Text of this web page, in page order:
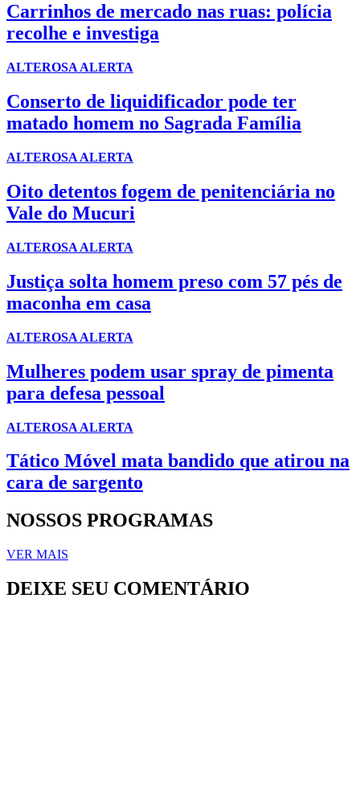
Carrinhos de mercado nas ruas: polícia
recolhe e investiga
ALTEROSA ALERTA
Conserto de liquidificador pode ter
matado homem no Sagrada Família
ALTEROSA ALERTA
Oito detentos fogem de penitenciária no
Vale do Mucuri
ALTEROSA ALERTA
Justiça solta homem preso com 57 pés de
maconha em casa
ALTEROSA ALERTA
Mulheres podem usar spray de pimenta
para defesa pessoal
ALTEROSA ALERTA
Tático Móvel mata bandido que atirou na
cara de sargento
NOSSOS PROGRAMAS
VER MAIS
DEIXE SEU COMENTÁRIO